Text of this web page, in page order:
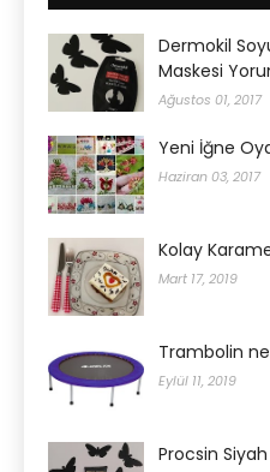
Dermokil
Maskesi
Ağustos 01, 2017
Yeni İğne
Haziran 03, 2017
Kolay
Mart 17, 2019
Trambolin
Eylül 11, 2019
Procsin Siyah